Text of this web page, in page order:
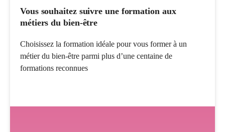
Vous souhaitez suivre une formation aux
métiers du bien-être
Choisissez la formation idéale pour vous former à un
métier du bien-être parmi plus d’une centaine de
formations reconnues